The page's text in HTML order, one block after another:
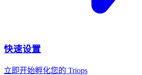
快速设置
立即开始孵化您的 Triops